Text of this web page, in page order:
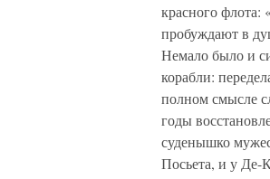
красного
пробуждают в
Немало было и
корабли:
полном смысле
годы
суденышко
Посьета, и у Де-